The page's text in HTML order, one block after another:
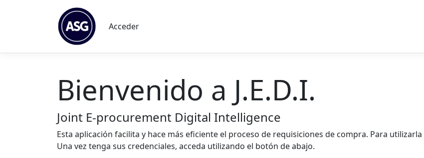
Acceder
Bienvenido a J.E.D.I.
Joint E-procurement Digital Intelligence
Esta aplicación facilita y hace más eficiente el proceso de requisiciones de compra. Para
Una vez tenga sus credenciales, acceda utilizando el botón de abajo.